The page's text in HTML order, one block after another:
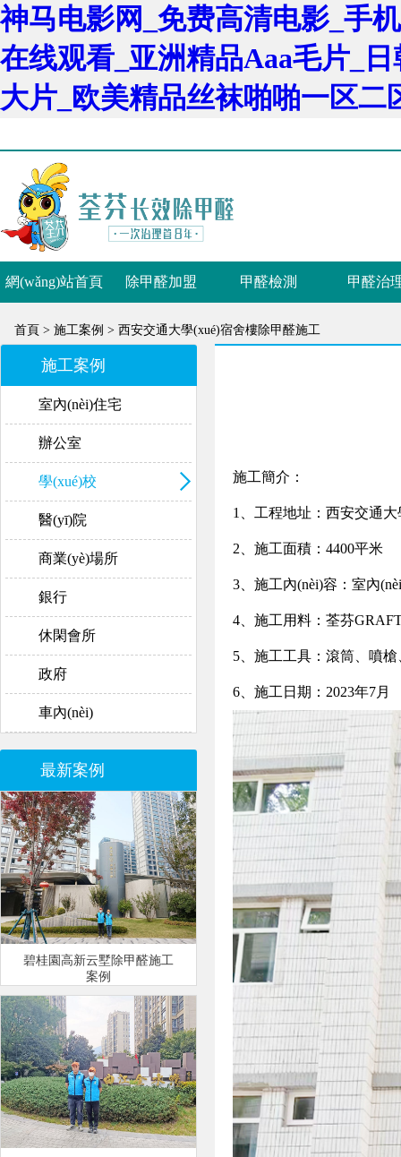
神马电影网_免费高清电影_手
在线观看_亚洲精品Aaa毛片_
大片_欧美精品丝袜啪啪一区二
網(wǎng)站首頁 除甲醛加盟 甲醛檢測 甲醛治
首頁 > 施工案例 > 西安交通大學(xué)宿舍樓除甲醛施工
施工案例
室內(nèi)住宅
辦公室
學(xué)校
醫(yī)院
商業(yè)場所
銀行
休閑會所
政府
車內(nèi)
最新案例
碧桂園高新云墅除甲醛施工
案例
施工簡介：
1、工程地址： 西安交通大
2、施工面積：4400平米
3、施工內(nèi)容：室內(nèi)
4、施工用料：荃芬
5、施工工具：滾筒、噴槍
6、施工日期：2023年7月